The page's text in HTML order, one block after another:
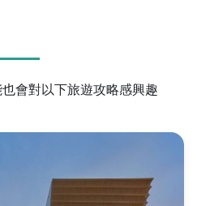
會對以下旅遊攻略感興趣